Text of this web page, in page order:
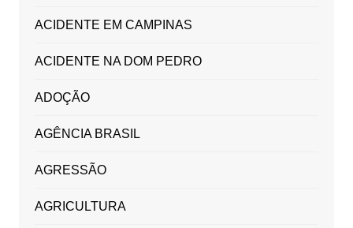
ACIDENTE EM CAMPINAS
ACIDENTE NA DOM PEDRO
ADOÇÃO
AGÊNCIA BRASIL
AGRESSÃO
AGRICULTURA